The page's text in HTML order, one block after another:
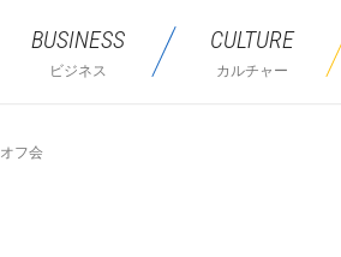
BUSINESS
ビジネス
CULTURE
カルチャー
オフ会